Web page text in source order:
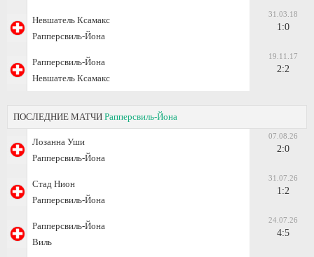
Невшатель Ксамакс
Рапперсвиль-Йона
31.03.18
1:0
Рапперсвиль-Йона
Невшатель Ксамакс
19.11.17
2:2
ПОСЛЕДНИЕ МАТЧИ Рапперсвиль-Йона
Лозанна Уши
Рапперсвиль-Йона
07.08.26
2:0
Стад Нион
Рапперсвиль-Йона
31.07.26
1:2
Рапперсвиль-Йона
Виль
24.07.26
4:5